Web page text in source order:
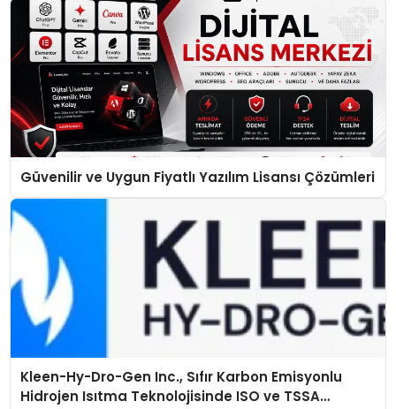
Güvenilir ve Uygun Fiyatlı Yazılım Lisansı Çözümleri
Kleen-Hy-Dro-Gen Inc., Sıfır Karbon Emisyonlu
Hidrojen Isıtma Teknolojisinde ISO ve TSSA